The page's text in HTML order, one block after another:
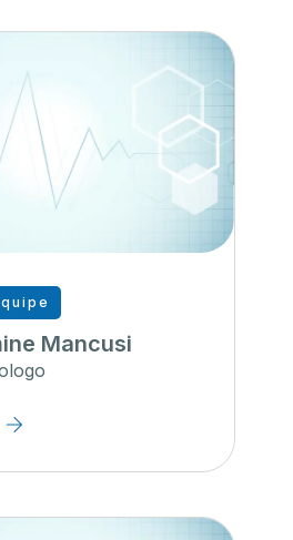
Mancusi